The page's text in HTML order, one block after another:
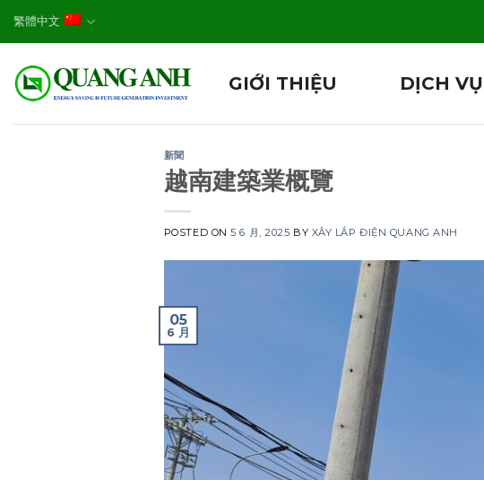
繁體中文
GIỚI THIỆU DỊCH VỤ
新聞
越南建築業概覽
POSTED ON5 6 月, 2025 BY XÂY LẮP ĐIỆN QUANG ANH
05
6 月